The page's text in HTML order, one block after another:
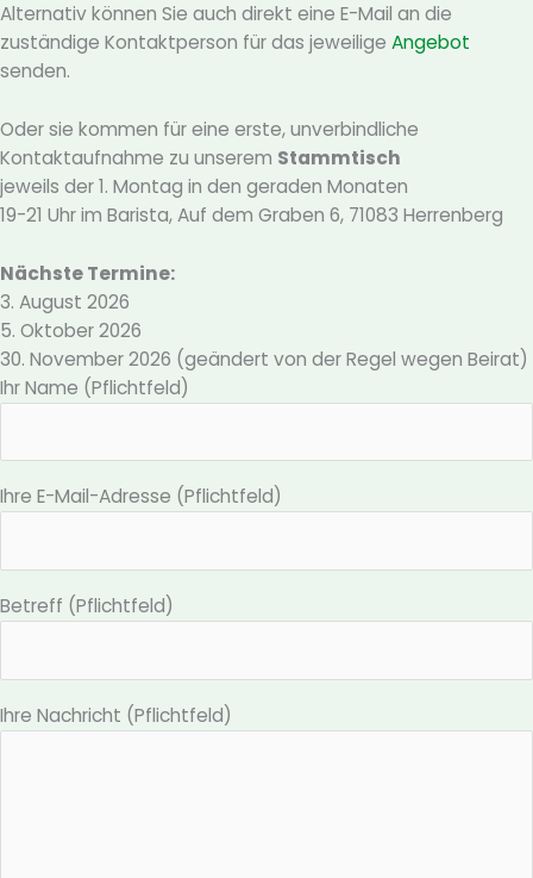
Alternativ können Sie auch direkt eine E-Mail an die
zuständige Kontaktperson für das jeweilige Angebot
senden.
Oder sie kommen für eine erste, unverbindliche
Kontaktaufnahme zu unserem Stammtisch
jeweils der 1. Montag in den geraden Monaten
19-21 Uhr im Barista, Auf dem Graben 6, 71083 Herrenberg
Nächste Termine:
3. August 2026
5. Oktober 2026
30. November 2026 (geändert von der Regel wegen Beirat)
Ihr Name (Pflichtfeld)
Ihre E-Mail-Adresse (Pflichtfeld)
Betreff (Pflichtfeld)
Ihre Nachricht (Pflichtfeld)